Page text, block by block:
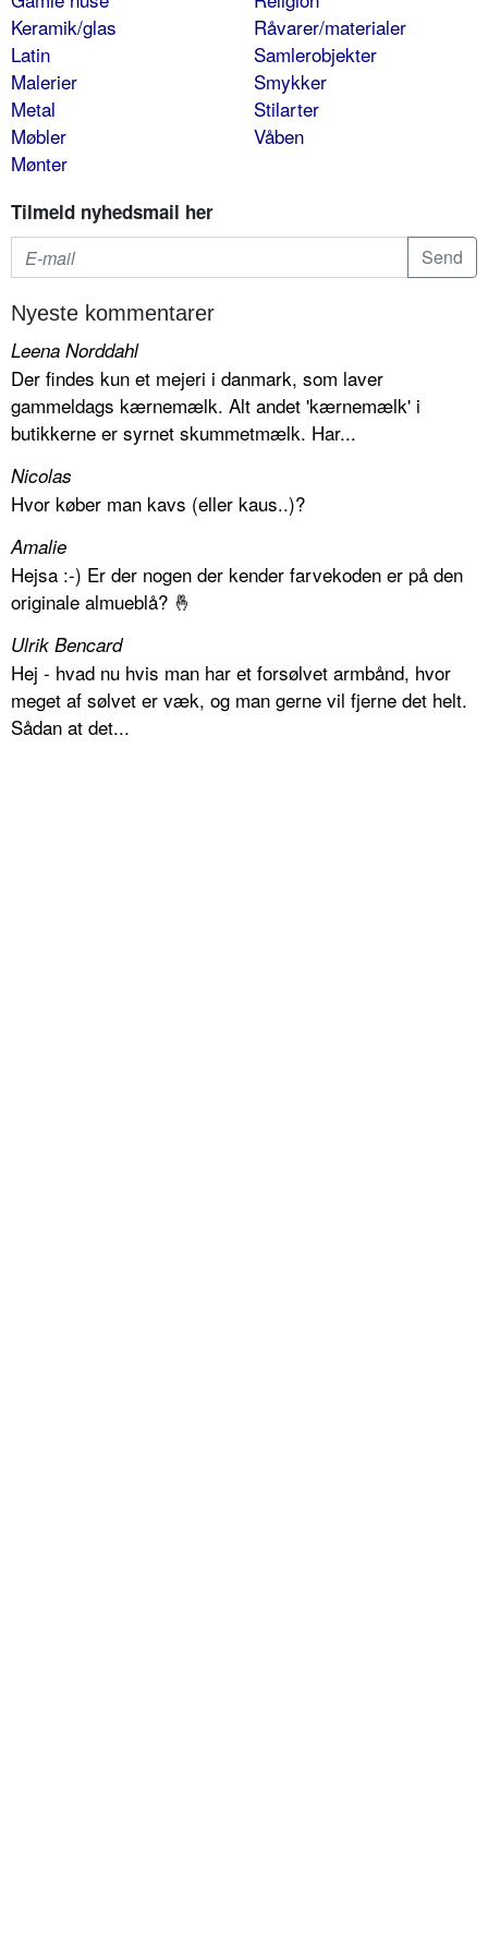
Keramik/glas
Latin
Malerier
Metal
Møbler
Mønter
Råvarer/materialer
Samlerobjekter
Smykker
Stilarter
Våben
Tilmeld nyhedsmail her
Nyeste kommentarer
Leena Norddahl
Der findes kun et mejeri i danmark, som laver
gammeldags kærnemælk. Alt andet 'kærnemælk' i
butikkerne er syrnet skummetmælk. Har...
Nicolas
Hvor køber man kavs (eller kaus..)?
Amalie
Hejsa :-) Er der nogen der kender farvekoden er på den
originale almueblå? 🤞
Ulrik Bencard
Hej - hvad nu hvis man har et forsølvet armbånd, hvor
meget af sølvet er væk, og man gerne vil fjerne det helt.
Sådan at det...